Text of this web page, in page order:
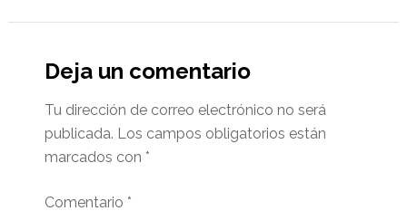
Deja un comentario
Tu dirección de correo electrónico no será
publicada. Los campos obligatorios están
marcados con *
Comentario *